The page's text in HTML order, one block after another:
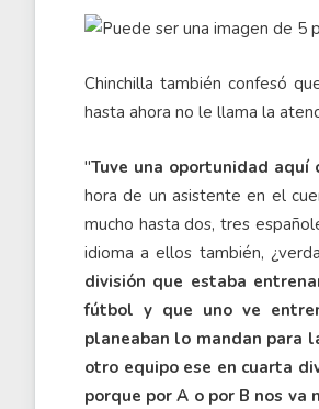
Chinchilla también confesó
hasta ahora no le llama la
"Tuve una oportunidad
hora de un asistente en el
mucho hasta dos, tres
idioma a ellos también,
división que estaba
fútbol y que uno ve
planeaban lo mandan para
otro equipo ese en cuarta
porque por A o por B nos va